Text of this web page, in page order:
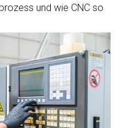
und wie CNC so